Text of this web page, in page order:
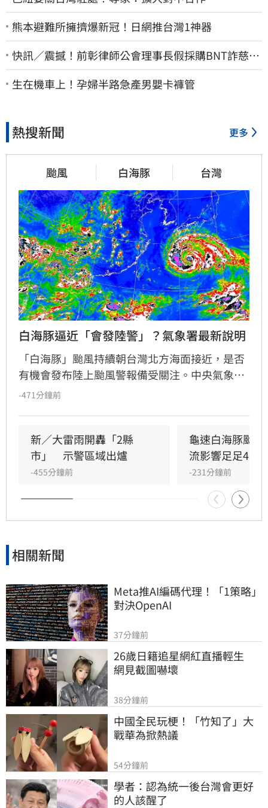
熊本避難所擁擠爆新冠！日網推台灣1神器
快訊／震撼！前彰律師公會理事長假採購BNT詐慈濟
10億、洗錢囤232kg黃金
生在機車上！孕婦半路急產男嬰卡褲管
熱搜新聞 更多
颱風 白海豚 台灣
白海豚逼近「會發陸警」？氣象署最新說明
「白海豚」颱風持續朝台灣北方海面接近，是否
有機會發布陸上颱風警報備受關注。中央氣象署
今下午最新說明，目前仍維持最快明天下半天發
-471分鐘前
新／大雷雨開轟「2縣
市」　示警區域出爐
-455分鐘前
龜速白海豚颱
流影響足足48
-231分鐘前
相關新聞
Meta推AI編碼代理！「1策略」
對決OpenAI
37分鐘前
26歲日籍追星網紅直播輕生
網見截圖嚇壞
38分鐘前
中國全民玩梗！「竹知了」大
戰華為掀熱議
54分鐘前
學者：認為統一後台灣會更好
的人該醒了